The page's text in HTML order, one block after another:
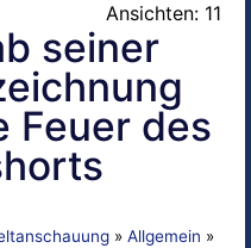
Ansichten: 11
seiner
Feuer des
» Allgemein »